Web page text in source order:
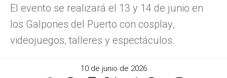
El evento se realizará el 13 y 14 de junio en
los Galpones del Puerto con cosplay,
videojuegos, talleres y espectáculos.
10 de junio de 2026